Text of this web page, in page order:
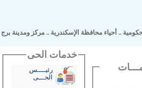
..أحياء محافظة الإسكندرية..مركز ومدينة برج
خدمات الحى
رئيــــس
الحـــى